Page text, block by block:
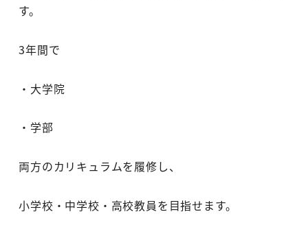
す。
3年間で
・大学院
・学部
両方のカリキュラムを履修し、
小学校・中学校・高校教員を目指せます。